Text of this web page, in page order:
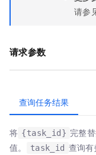
请参
请求参数
查询任务结果
将 {task_id} 完整
值。
task_id 查询